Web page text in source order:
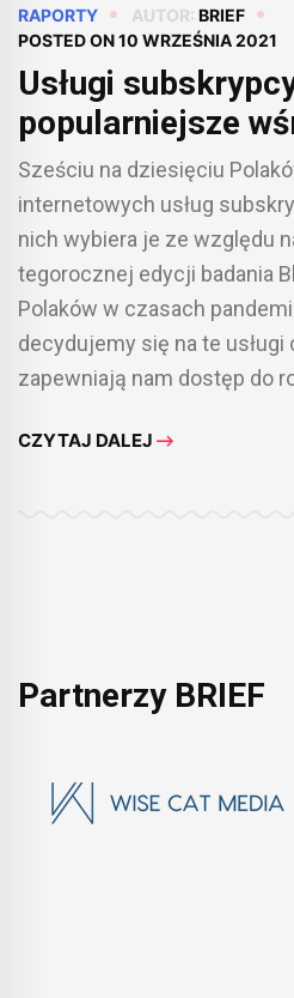
RAPORTY AUTOR: BRIEF
POSTED ON10 WRZEŚNIA 2021
Usługi
popularniejsze
Dominuje
wychodzenia z
Sześciu na dziesięciu
internetowych usług
nich wybiera je ze względu
tegorocznej edycji badania
Polaków w czasach
decydujemy się na te usługi
zapewniają nam dostęp do
CZYTAJ DALEJ
Partnerzy BRIEF